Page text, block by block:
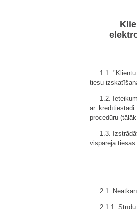
1.1.
tiesu
1.2.
ar
procedūru
1.3.
vispārējā tiesas
2.1.
2.1.1.